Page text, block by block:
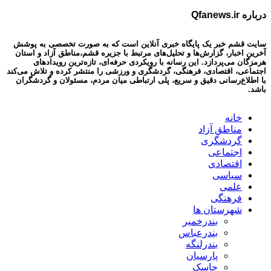
درباره Qfanews.ir
سایت قشم خبر یک پایگاه خبری آنلاین است که به صورت تخصصی به پوشش
آخرین اخبار، گزارش‌ها و تحلیل‌های مرتبط با جزیره قشم،مناطق آزاد و استان
هرمزگان می‌پردازد. این رسانه با رویکردی حرفه‌ای، تازه‌ترین رویدادهای
اجتماعی، اقتصادی، فرهنگی، گردشگری و ورزشی را منتشر کرده و تلاش می‌کند
با اطلاع‌رسانی دقیق و سریع، پلی ارتباطی میان مردم، مسئولان و گردشگران
باشد.
خانه
مناطق آزاد
گردشگری
اجتماعی
اقتصادی
سیاسی
علمی
فرهنگی
شهرستان ها
بندرخمیر
بندرعباس
بندرلنگه
پارسیان
جاسک